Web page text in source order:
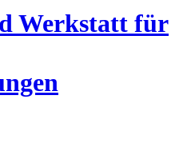
Werkstatt für